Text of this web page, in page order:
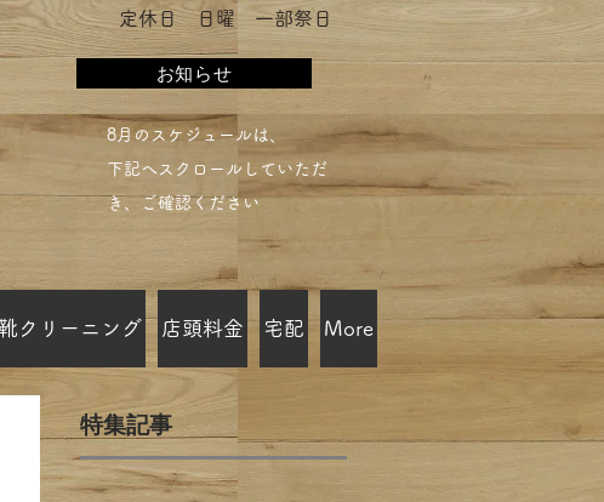
​定休日 日曜 一部祭日
お知らせ
​8月のスケジュールは、
下記へスクロールしていただ
き、ご確認ください​
靴クリーニング 店頭料金 宅配 More
除
特集記事